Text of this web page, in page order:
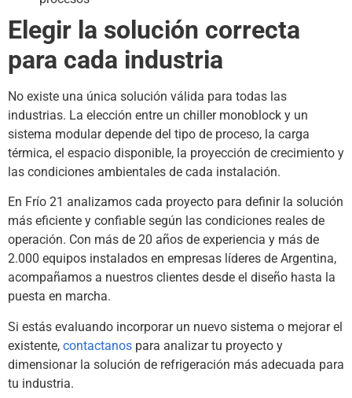
Elegir la solución correcta
para cada industria
No existe una única solución válida para todas las
industrias. La elección entre un chiller monoblock y un
sistema modular depende del tipo de proceso, la carga
térmica, el espacio disponible, la proyección de crecimiento y
las condiciones ambientales de cada instalación.
En Frío 21 analizamos cada proyecto para definir la solución
más eficiente y confiable según las condiciones reales de
operación. Con más de 20 años de experiencia y más de
2.000 equipos instalados en empresas líderes de Argentina,
acompañamos a nuestros clientes desde el diseño hasta la
puesta en marcha.
Si estás evaluando incorporar un nuevo sistema o mejorar el
existente, contactanos para analizar tu proyecto y
dimensionar la solución de refrigeración más adecuada para
tu industria.